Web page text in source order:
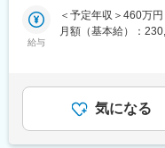
当社にて、コネクタ
計から組立・調整ま
を使って設計
・図面をもとに治具
・製品の種類が変わ
給与
＜予定年収＞460万
月額（基本給）：
賃金はあくまでも目
性があります。月給
気になる